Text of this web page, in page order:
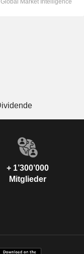
+ 1’300’000
Mitglieder